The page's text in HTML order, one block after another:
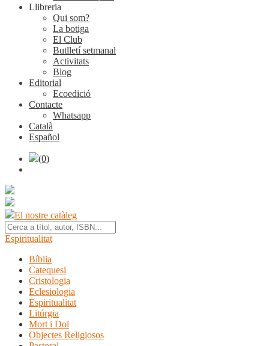
Llibreria
Qui som?
La botiga
El Club
Butlletí setmanal
Activitats
Blog
Editorial
Ecoedició
Contacte
Whatsapp
Català
Español
(0)
El nostre catàleg
Espiritualitat
Bíblia
Catequesi
Cristologia
Eclesiologia
Espiritualitat
Litúrgia
Mort i Dol
Objectes Religiosos